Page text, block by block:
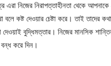
এরা নিজের নিরাপত্তাহীনতা থেকে আপনাকে
বলে কষ্ট দেওয়ার চেষ্টা করে। তাই তাদের
দেওয়াই বুদ্ধিমত্তার। নিজের মানসিক
করে দিন।